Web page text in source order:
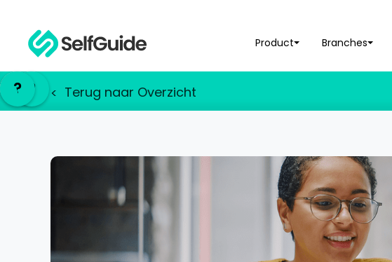
Product Branches
NL
EN
?
NL
? < Terug naar Overzicht